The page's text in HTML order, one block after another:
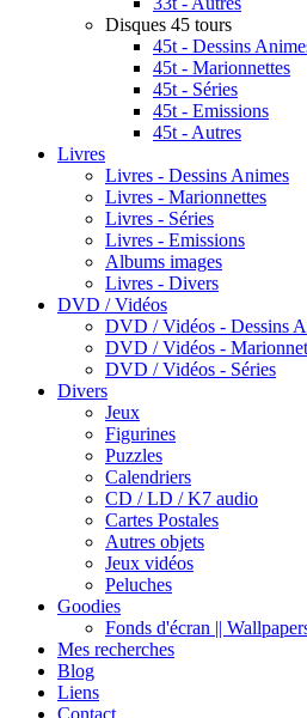
Disques 45 tours
45t - Dessins
45t - Marionnettes
45t - Séries
45t - Emissions
45t - Autres
Livres
Livres - Dessins Animes
Livres - Marionnettes
Livres - Séries
Livres - Emissions
Albums images
Livres - Divers
DVD / Vidéos
DVD / Vidéos - Dessins
DVD / Vidéos -
DVD / Vidéos - Séries
Divers
Jeux
Figurines
Puzzles
Calendriers
CD / LD / K7 audio
Cartes Postales
Autres objets
Jeux vidéos
Peluches
Goodies
Fonds d'écran ||
Mes recherches
Blog
Liens
Contact